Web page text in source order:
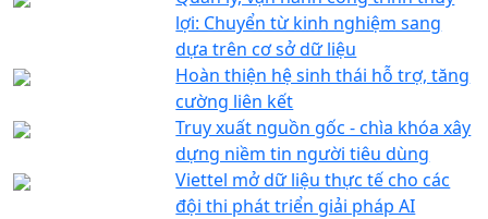
lợi: Chuyển từ kinh nghiệm sang
dựa trên cơ sở dữ liệu
Hoàn thiện hệ sinh thái hỗ trợ, tăng
cường liên kết
Truy xuất nguồn gốc - chìa khóa xây
dựng niềm tin người tiêu dùng
Viettel mở dữ liệu thực tế cho các
đội thi phát triển giải pháp AI